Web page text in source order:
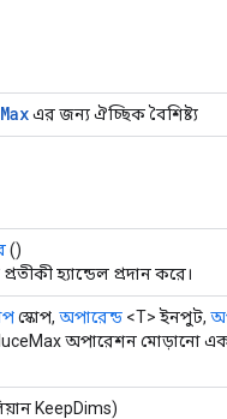
Maxএর জন্য ঐচ্ছিক বৈশিষ্ট্য
()
হ্যান্ডেল প্রদান করে।
স্কোপ, অপারেন্ড <T> ইনপুট,
অপারেশন মোড়ানো
KeepDims)